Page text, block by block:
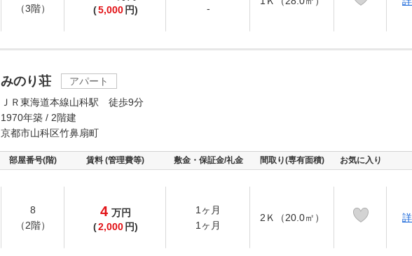
（3階）
(5,000 円)
-
みのり荘
アパート
ＪＲ東海道本線山科駅 徒歩9分
1970年築 / 2階建
京都市山科区竹鼻扇町
部屋番号(階) 賃料 (管理費等) 敷金・保証金/礼金 間取り(専有面積) お気に入り
8
（2階）
4 万円
(2,000 円)
1ヶ月
1ヶ月
2Ｋ（20.0㎡）